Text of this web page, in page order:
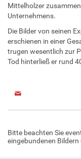
Mittelholzer
Unternehmens.
Die Bilder von seinen
erschienen in einer
trugen wesentlich zur
Tod hinterließ er rund
Bitte beachten Sie
eingebundenen